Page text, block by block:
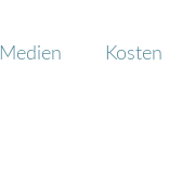
Medien Kosten